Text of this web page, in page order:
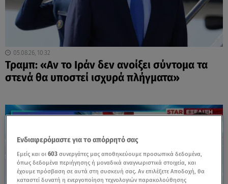
05.08.26, 10:32
Τραμπ: «Αν το Ιράν δεν ανοίξει σύντομα τα
στενά θα υποστεί ισχυρά πλήγματα»
Ενδιαφερόμαστε για το απόρρητό σας
Εμείς και οι603 συνεργάτες μας αποθηκεύουμε προσωπικά δεδομένα,
όπως δεδομένα περιήγησης ή μοναδικά αναγνωριστικά στοιχεία, και
έχουμε πρόσβαση σε αυτά στη συσκευή σας. Αν επιλέξετε Αποδοχή, θα
καταστεί δυνατή η ενεργοποίηση τεχνολογιών παρακολούθησης